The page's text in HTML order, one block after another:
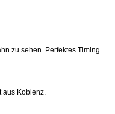
zu sehen. Perfektes Timing.
aus Koblenz.